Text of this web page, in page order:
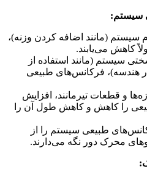
سیستم:
سیستم (مانند اضافه کردن وزنه)،
کاهش می‌یابند.
سیستم (مانند استفاده از
هندسه)، فرکانس‌های طبیعی
و قطعات تیرمانند، افزایش
را کاهش و کاهش طول آن را
طبیعی سیستم را از
محرک دور نگه می‌دارند.